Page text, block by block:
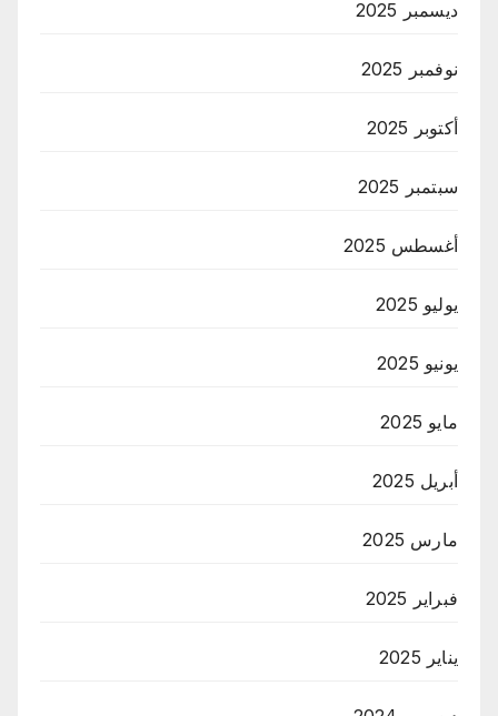
ديسمبر 2025
نوفمبر 2025
أكتوبر 2025
سبتمبر 2025
أغسطس 2025
يوليو 2025
يونيو 2025
مايو 2025
أبريل 2025
مارس 2025
فبراير 2025
يناير 2025